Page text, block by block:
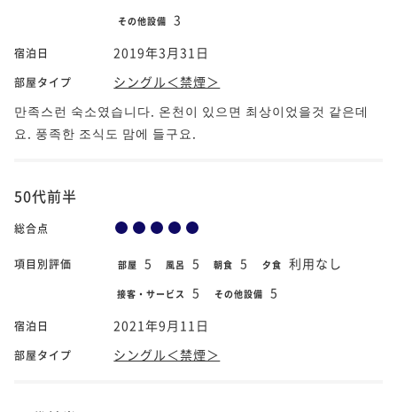
その他設備 3
宿泊日 2019年3月31日
部屋タイプ
シングル＜禁煙＞
만족스런 숙소였습니다. 온천이 있으면 최상이었을것 같은데
요. 풍족한 조식도 맘에 들구요.
50代前半
総合点
項目別評価 部屋 5 風呂 5 朝食 5 夕食 利用なし
接客・サービス 5 その他設備 5
宿泊日 2021年9月11日
部屋タイプ シングル＜禁煙＞